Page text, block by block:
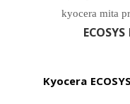
kyocera mita
Kyocera